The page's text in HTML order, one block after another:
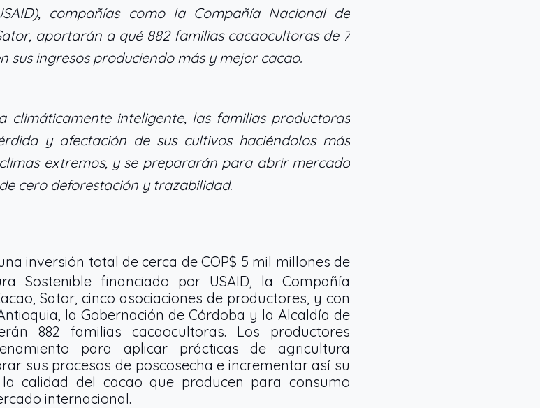
compañías como la Compañía Nacional de
aportarán a qué 882 familias cacaocultoras de 7
sus ingresos produciendo más y mejor cacao.
climáticamente inteligente, las familias productoras
y afectación de sus cultivos haciéndolos más
extremos, y se prepararán para abrir mercado
cero deforestación y trazabilidad.
inversión total de cerca de COP$ 5 mil millones de
Sostenible financiado por USAID, la Compañía
Sator, cinco asociaciones de productores, y con
la Gobernación de Córdoba y la Alcaldía de
882 familias cacaocultoras. Los productores
para aplicar prácticas de agricultura
sus procesos de poscosecha e incrementar así su
calidad del cacao que producen para consumo
internacional.